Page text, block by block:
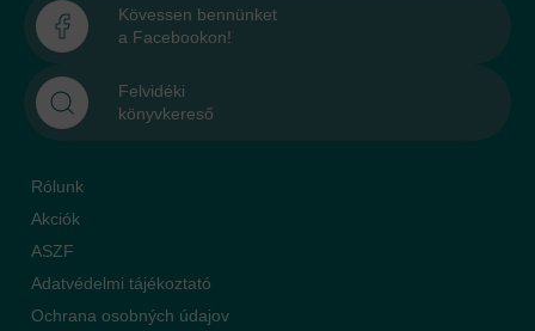
Kövessen bennünket
a Facebookon!
Felvidéki
könyvkereső
Rólunk
Akciók
ASZF
Adatvédelmi tájékoztató
Ochrana osobných údajov